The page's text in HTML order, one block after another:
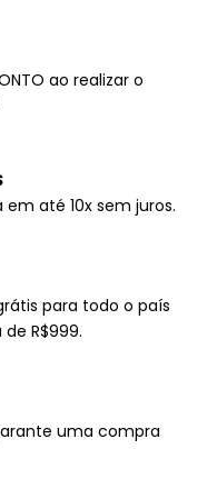
ao realizar o
até 10x sem juros.
para todo o país
R$999.
uma compra